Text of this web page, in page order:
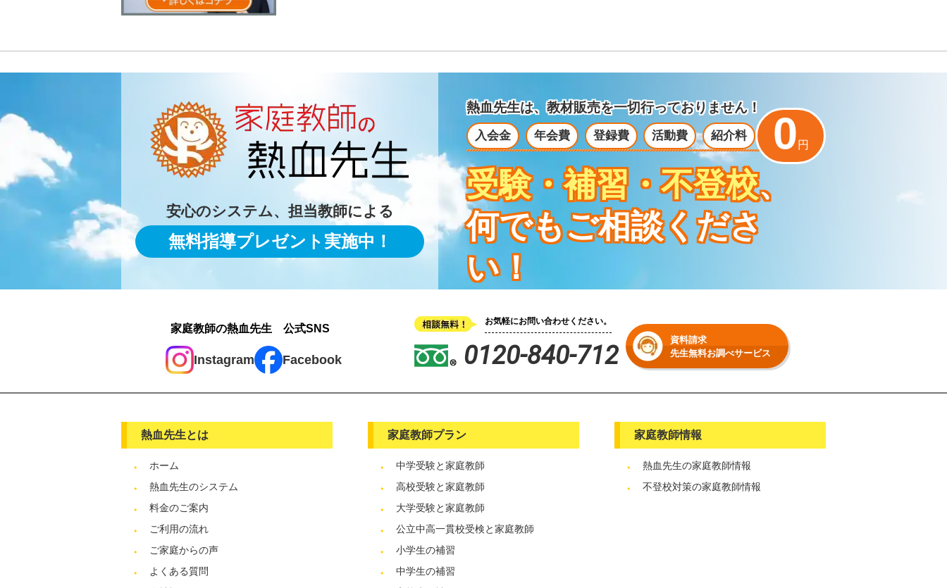
安心のシステム、担当教師による
無料指導プレゼント実施中！
熱血先生は、教材販売を一切行っておりません！
入会金 年会費 登録費 活動費 紹介料 0 円
受験・補習・不登校、
何でもご相談くださ
い！
家庭教師の熱血先生 公式SNS
Instagram Facebook
お気軽にお問い合わせください。
0120-840-712
資料請求
先生無料お調べサービス
熱血先生とは
ホーム
熱血先生のシステム
料金のご案内
ご利用の流れ
ご家庭からの声
よくある質問
家庭教師プラン
中学受験と家庭教師
高校受験と家庭教師
大学受験と家庭教師
公立中高一貫校受検と家庭教師
小学生の補習
中学生の補習
家庭教師情報
熱血先生の家庭教師情報
不登校対策の家庭教師情報